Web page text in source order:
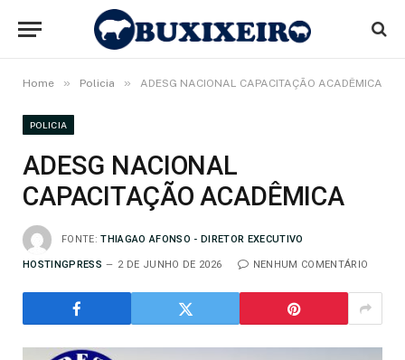
Home » Policia » ADESG NACIONAL CAPACITAÇÃO ACADÊMICA
POLICIA
ADESG NACIONAL
CAPACITAÇÃO ACADÊMICA
FONTE: THIAGAO AFONSO - DIRETOR EXECUTIVO
HOSTINGPRESS 2 DE JUNHO DE 2026 NENHUM COMENTÁRIO